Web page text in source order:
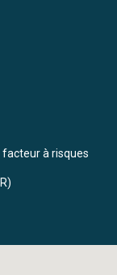
facteur à risques